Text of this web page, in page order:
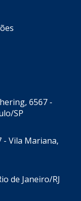
6567 -
SP
- Vila Mariana,
de Janeiro/RJ